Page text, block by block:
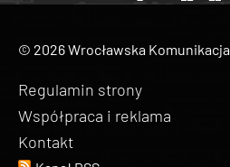
© 2026 Wrocławska Komunikacja
Regulamin strony
Współpraca i reklama
Kontakt